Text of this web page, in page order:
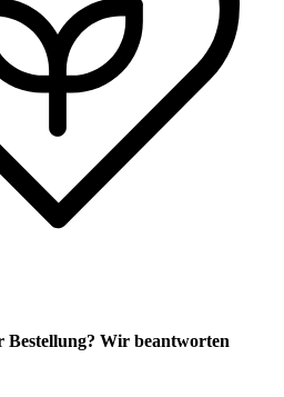
Bestellung? Wir beantworten